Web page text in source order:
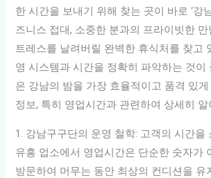
한 시간을 보내기 위해 찾는 곳이 바로 ‘강
즈니스 접대, 소중한 분과의 프라이빗한
트레스를 날려버릴 완벽한 휴식처를 찾고
영 시스템과 시간을 정확히 파악하는 것이
은 강남의 밤을 가장 효율적이고 품격 있
정보, 특히 영업시간과 관련하여 상세히
1. 강남구구단의 운영 철학: 고객의 시간을
유흥 업소에서 영업시간은 단순한 숫자가
방문하여 머무는 동안 최상의 컨디션을 유